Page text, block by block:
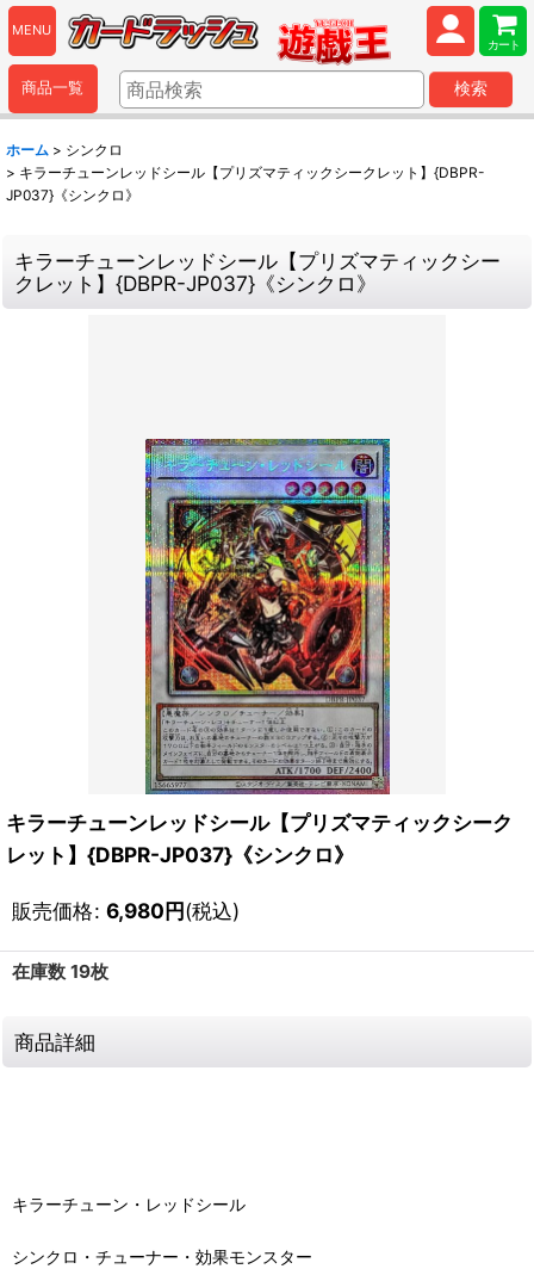
MENU
カート
商品一覧 検索
ホーム > シンクロ
> キラーチューンレッドシール【プリズマティックシークレット】{DBPR-
JP037}《シンクロ》
キラーチューンレッドシール【プリズマティックシー
クレット】{DBPR-JP037}《シンクロ》
キラーチューンレッドシール【プリズマティックシーク
レット】{DBPR-JP037}《シンクロ》
販売価格: 6,980円(税込)
在庫数 19枚
商品詳細
キラーチューン・レッドシール
シンクロ・チューナー・効果モンスター